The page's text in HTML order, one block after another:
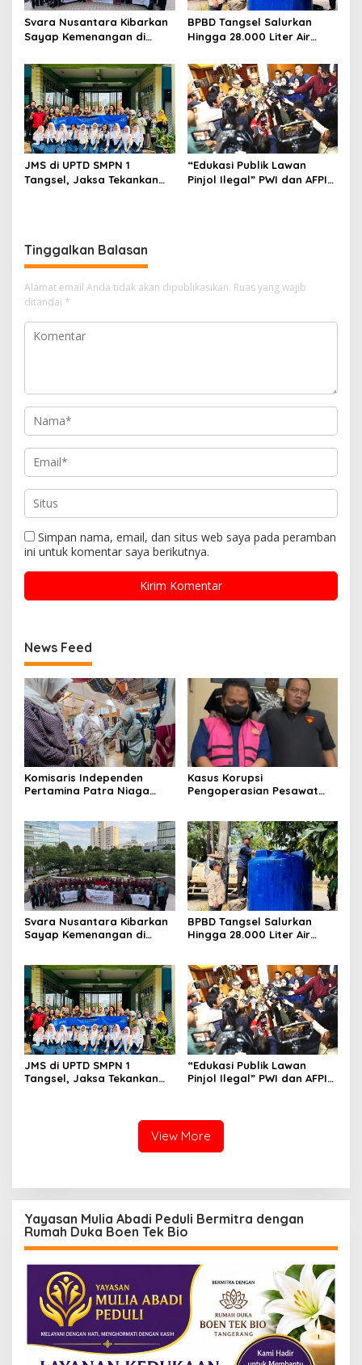
Svara Nusantara Kibarkan
Sayap Kemenangan di
BPBD Tangsel Salurkan
Hingga 28.000 Liter Air
Warga Terdampak
Kekeringan
JMS di UPTD SMPN 1
Tangsel, Jaksa Tekankan
“Edukasi Publik Lawan
Pinjol Ilegal” PWI dan AFPI
Tinggalkan Balasan
Alamat email Anda tidak akan dipublikasikan. Ruas yang wajib
ditandai *
Simpan nama, email, dan situs web saya pada peramban
ini untuk komentar saya berikutnya.
News Feed
Komisaris Independen
Pertamina Patra Niaga
Sentuhan Kemanusiaan dan
Keberlanjutan
Kasus Korupsi
Pengoperasian Pesawat
Tersangka
Svara Nusantara Kibarkan
Sayap Kemenangan di
BPBD Tangsel Salurkan
Hingga 28.000 Liter Air
Kekeringan
JMS di UPTD SMPN 1
Tangsel, Jaksa Tekankan
“Edukasi Publik Lawan
Pinjol Ilegal” PWI dan AFPI
View More
Yayasan Mulia Abadi Peduli Bermitra dengan
Rumah Duka Boen Tek Bio